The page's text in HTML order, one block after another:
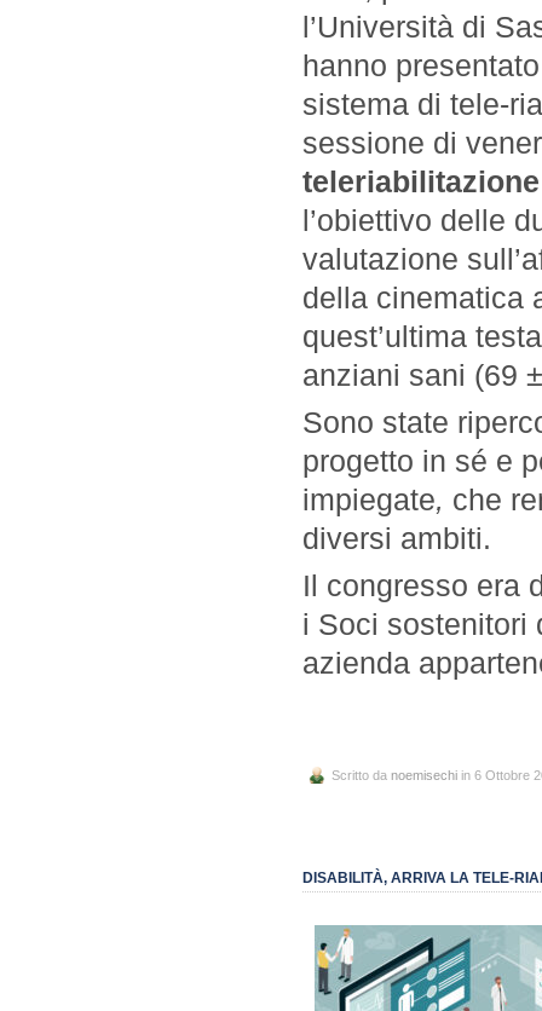
l’Università di
hanno
sistema di tele-
sessione di
teleriabilitazione
l’obiettivo delle
valutazione
della cinematica
quest’ultima
anziani sani (69
Sono state
progetto in sé e
impiegate, che
diversi ambiti.
Il congresso era
i Soci sostenitori
azienda
Scritto da noemisechi in 6 Ottobre
DISABILITÀ, ARRIVA LA TELE-